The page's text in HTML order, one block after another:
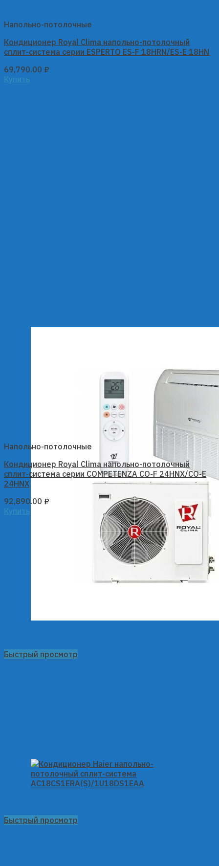
Напольно-потолочные
Кондиционер Royal Clima напольно-потолочный
сплит-система серии ESPERTO ES-F 18HRN/ES-E 18HN
69,790.00 ₽
Купить
Быстрый просмотр
Напольно-потолочные
Кондиционер Royal Clima напольно-потолочный
сплит-система серии COMPETENZA CO-F 24HNX/CO-E
24HNX
92,890.00 ₽
Купить
Быстрый просмотр